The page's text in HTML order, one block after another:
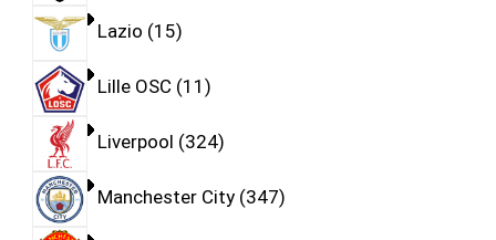
Lazio 15
Lille OSC 11
Liverpool 324
Manchester City 347